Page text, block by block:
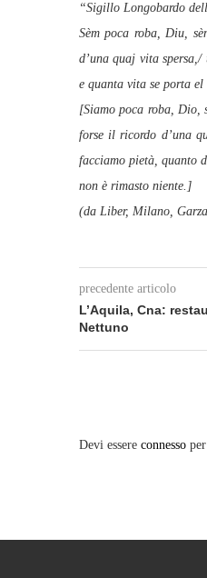
“Sigillo Longobardo
Sèm poca roba, Diu,
d’una quaj vita
e quanta vita se porta el
[Siamo poca roba, Dio,
forse il ricordo d’una
facciamo pietà, quanto
non è rimasto niente.]
(da Liber, Milano,
precedente articolo
L’Aquila, Cna:
Nettuno
Devi essere connesso